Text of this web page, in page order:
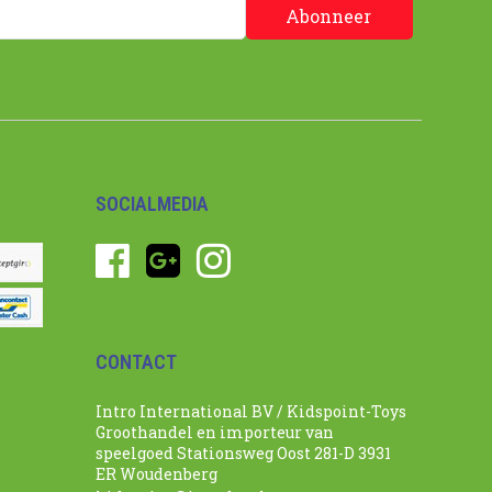
Abonneer
SOCIALMEDIA
CONTACT
Intro International BV / Kidspoint-Toys
Groothandel en importeur van
speelgoed Stationsweg Oost 281-D 3931
ER Woudenberg